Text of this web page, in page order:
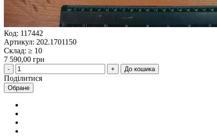
Код: 117442
Артикул: 202.1701150
Склад: ≥ 10
7 590,00 грн
До кошика
Поділитися
Обране